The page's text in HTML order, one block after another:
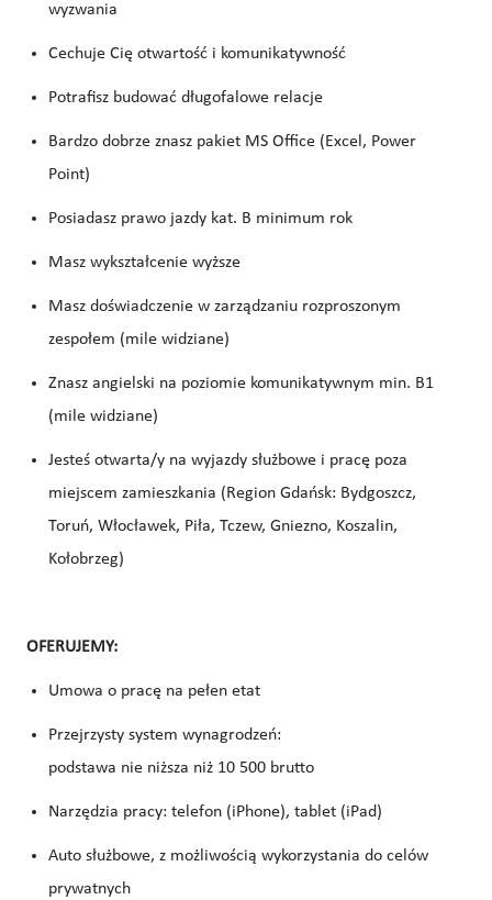
wyzwania
Cechuje Cię otwartość i komunikatywność
Potrafisz budować długofalowe relacje
Bardzo dobrze znasz pakiet MS Office (Excel, Power
Point)
Posiadasz prawo jazdy kat. B minimum rok
Masz wykształcenie wyższe
Masz doświadczenie w zarządzaniu rozproszonym
zespołem (mile widziane)
Znasz angielski na poziomie komunikatywnym min. B1
(mile widziane)
Jesteś otwarta/y na wyjazdy służbowe i pracę poza
miejscem zamieszkania (Region Gdańsk: Bydgoszcz,
Toruń, Włocławek, Piła, Tczew, Gniezno, Koszalin,
Kołobrzeg)
OFERUJEMY:
Umowa o pracę na pełen etat
Przejrzysty system wynagrodzeń:
podstawa nie niższa niż 10 500 brutto
Narzędzia pracy: telefon (iPhone), tablet (iPad)
Auto służbowe, z możliwością wykorzystania do celów
prywatnych